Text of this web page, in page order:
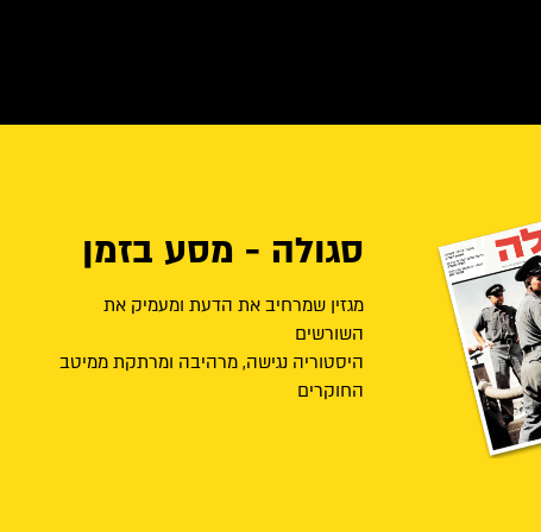
סגולה - מסע בזמן
מגזין שמרחיב את הדעת ומעמיק את
השורשים
היסטוריה נגישה, מרהיבה ומרתקת ממיטב
החוקרים